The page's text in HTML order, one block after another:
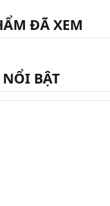
ĐÃ XEM
BẬT